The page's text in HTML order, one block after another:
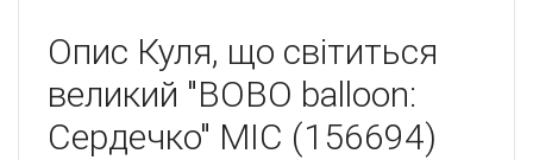
Опис Куля, що світиться
великий "BOBO balloon:
Сердечко" MIC (156694)